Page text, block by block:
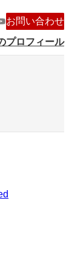
お問い合わせ
プロフィール